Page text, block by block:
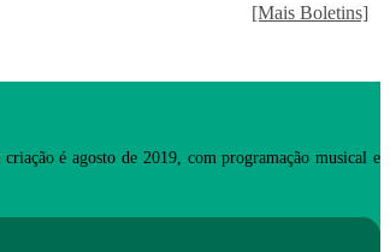
[Mais Boletins]
é agosto de 2019, com programação musical e